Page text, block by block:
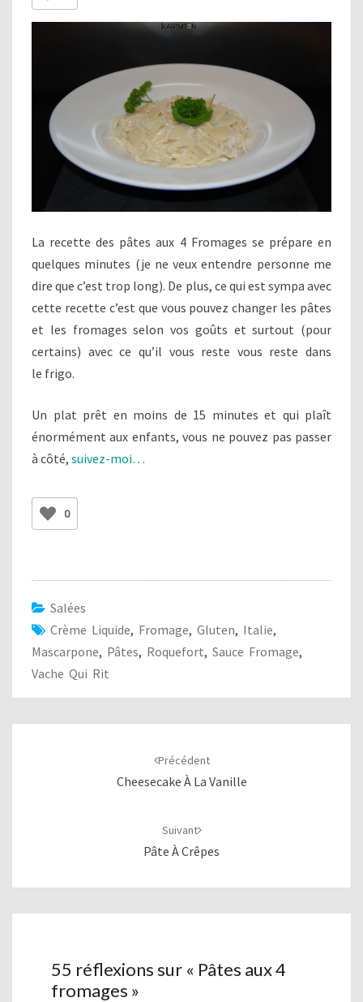
La recette des pâtes aux 4 Fromages se prépare en
quelques minutes (je ne veux entendre personne me
dire que c’est trop long). De plus, ce qui est sympa avec
cette recette c’est que vous pouvez changer les pâtes
et les fromages selon vos goûts et surtout (pour
certains) avec ce qu’il vous reste vous reste dans
le frigo.
Un plat prêt en moins de 15 minutes et qui plaît
énormément aux enfants, vous ne pouvez pas passer
à côté, suivez-moi…
0
Salées
Crème Liquide, Fromage, Gluten, Italie,
Mascarpone, Pâtes, Roquefort, Sauce Fromage,
Vache Qui Rit
Précédent
Cheesecake À La Vanille
Suivant
Pâte À Crêpes
55 réflexions sur « Pâtes aux 4
fromages »